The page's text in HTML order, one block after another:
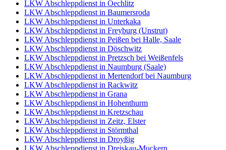
LKW Abschleppdienst in Oechlitz
LKW Abschleppdienst in Baumersroda
LKW Abschleppdienst in Unterkaka
LKW Abschleppdienst in Freyburg (Unstrut)
LKW Abschleppdienst in Peißen bei Halle, Saale
LKW Abschleppdienst in Döschwitz
LKW Abschleppdienst in Pretzsch bei Weißenfels
LKW Abschleppdienst in Naumburg (Saale)
LKW Abschleppdienst in Mertendorf bei Naumburg
LKW Abschleppdienst in Rackwitz
LKW Abschleppdienst in Grana
LKW Abschleppdienst in Hohenthurm
LKW Abschleppdienst in Kretzschau
LKW Abschleppdienst in Zeitz, Elster
LKW Abschleppdienst in Störmthal
LKW Abschleppdienst in Droyßig
LKW Abschleppdienst in Dreiskau-Muckern